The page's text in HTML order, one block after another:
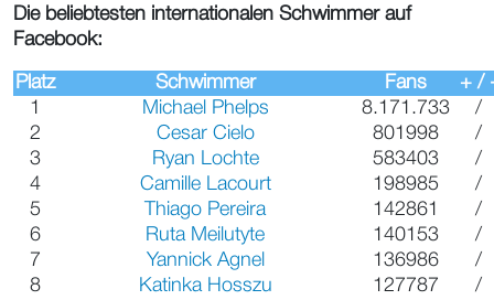
Die beliebtesten internationalen Schwimmer auf
Facebook:
Platz Schwimmer Fans
+ /
1
Michael Phelps 8.171.733
/
2
Cesar Cielo 801998
/
3
Ryan Lochte 583403
/
4
Camille Lacourt 198985
/
5
Thiago Pereira 142861
/
6
Ruta Meilutyte 140153
/
7
Yannick Agnel 136986
/
8
Katinka Hosszu 127787
/